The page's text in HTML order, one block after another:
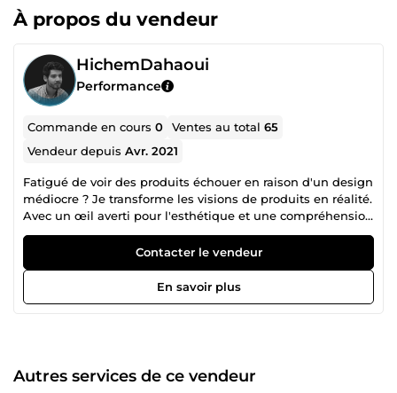
À propos du vendeur
HichemDahaoui
Performance
Commande en cours0 Ventes au total65
Vendeur depuisAvr. 2021
Fatigué de voir des produits échouer en raison d'un design
médiocre ? Je transforme les visions de produits en réalité.
Avec un œil averti pour l'esthétique et une compréhension
profonde de l'expérience utilisateur, je crée des designs
qui non seulement ont fière allure, mais aussi offrent des
fonctionnalités exceptionnelles. 👍 + DE 50 AVIS POSITIFS
questions via la messagerie comeup.
Contacter le vendeur
En savoir plus
Autres services de ce vendeur